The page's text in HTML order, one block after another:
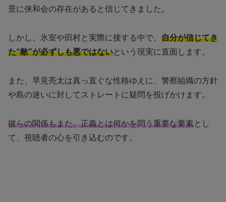
景に侠和会の存在があると信じてきました。
しかし、氷室や田村と実際に接する中で、 自分が信じてき
た“敵”が必ずしも悪ではないという現実に直面します。
また、早見亮太は真っ直ぐな性格ゆえに、警察組織の方針
や島の迷いに対してストレートに疑問を投げかけます。
彼らの関係もまた、正義とは何かを問う重要な要素とし
て、視聴者の心を引き込むのです。